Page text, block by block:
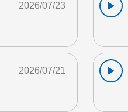
2026/07/23
2026/07/21